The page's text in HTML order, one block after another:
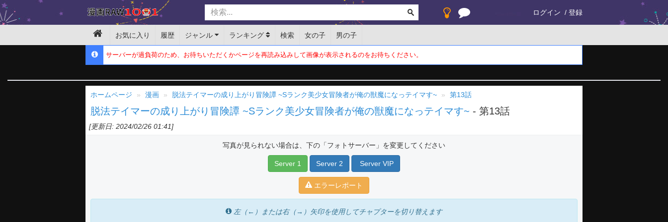
ログイン 登録
お気に入り 履歴 ジャンル ランキング 検索 女の子 男の子
サーバーが過負荷のため、お待ちいただくかページを再読み込みして画像が表示されるのをお待ちください。
ホームページ 漫画 脱法テイマーの成り上がり冒険譚 ~Sランク美少女冒険者が俺の獣魔になっテイマす~ 第13話
脱法テイマーの成り上がり冒険譚 ~Sランク美少女冒険者が俺の獣魔になっテイマす~ - 第13話
[更新日: 2024/02/26 01:41]
写真が見られない場合は、下の「フォトサーバー」を変更してください
Server 1 Server 2 Server VIP
エラーレポート
左（←）または右（→）矢印を使用してチャプターを切り替えます